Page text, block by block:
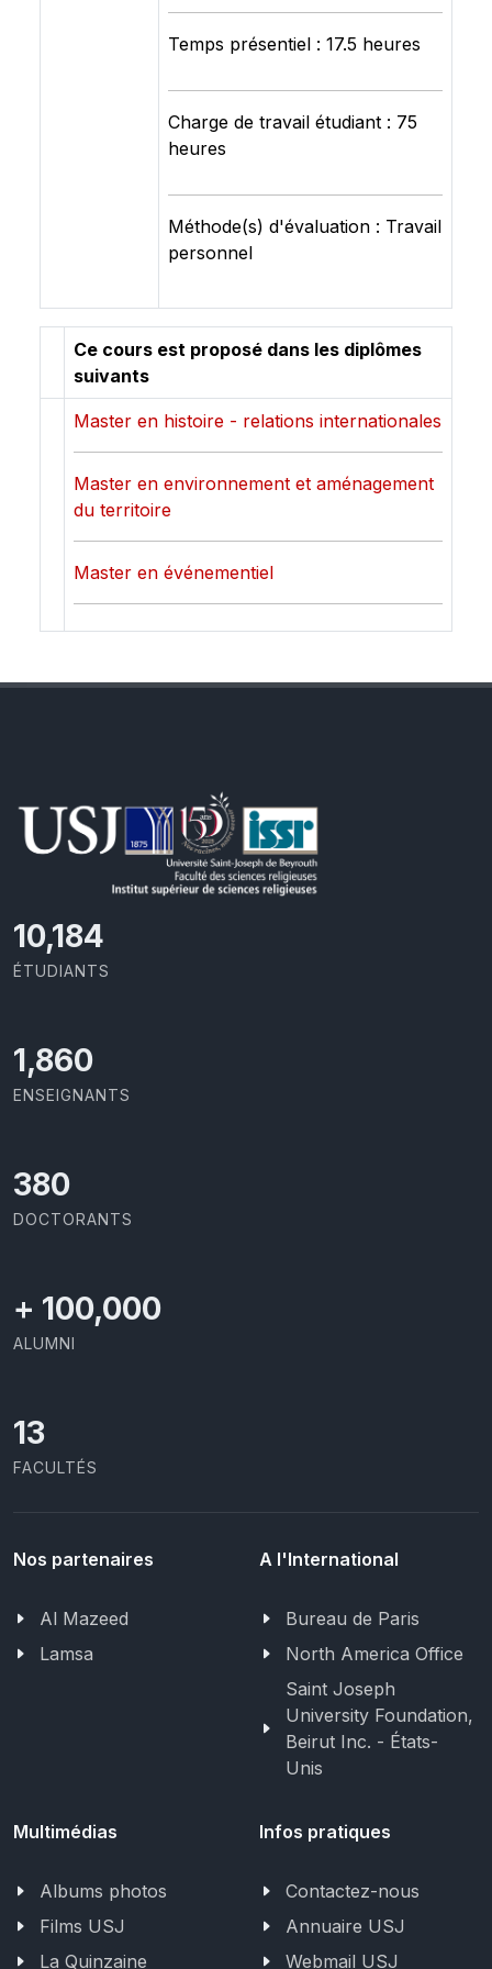
Temps présentiel : 17.5 heures
Charge de travail étudiant : 75
heures
Méthode(s) d'évaluation : Travail
personnel
Ce cours est proposé dans les diplômes
suivants
Master en histoire - relations internationales
Master en environnement et aménagement
du territoire
Master en événementiel
10,801
ÉTUDIANTS
1,973
ENSEIGNANTS
403
DOCTORANTS
+ 100,000
ALUMNI
13
FACULTÉS
Nos partenaires
Al Mazeed
Lamsa
A l'International
Bureau de Paris
North America Office
Saint Joseph
University Foundation,
Beirut Inc. - États-
Unis
Multimédias
Albums photos
Films USJ
La Quinzaine
Infos pratiques
Contactez-nous
Annuaire USJ
Webmail USJ